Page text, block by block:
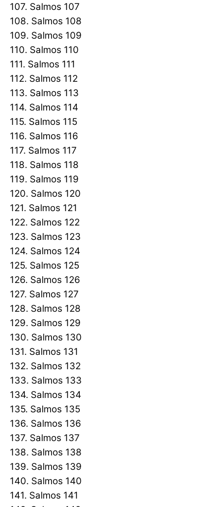
107. Salmos 107
108. Salmos 108
109. Salmos 109
110. Salmos 110
111. Salmos 111
112. Salmos 112
113. Salmos 113
114. Salmos 114
115. Salmos 115
116. Salmos 116
117. Salmos 117
118. Salmos 118
119. Salmos 119
120. Salmos 120
121. Salmos 121
122. Salmos 122
123. Salmos 123
124. Salmos 124
125. Salmos 125
126. Salmos 126
127. Salmos 127
128. Salmos 128
129. Salmos 129
130. Salmos 130
131. Salmos 131
132. Salmos 132
133. Salmos 133
134. Salmos 134
135. Salmos 135
136. Salmos 136
137. Salmos 137
138. Salmos 138
139. Salmos 139
140. Salmos 140
141. Salmos 141